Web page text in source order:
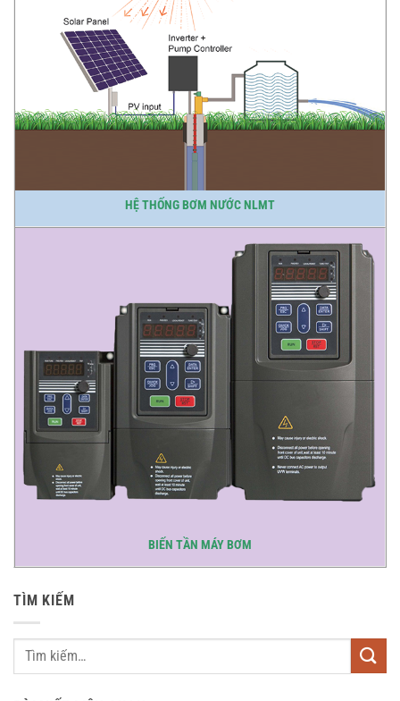
HỆ THỐNG BƠM NƯỚC NLMT
BIẾN TẦN MÁY BƠM
TÌM KIẾM